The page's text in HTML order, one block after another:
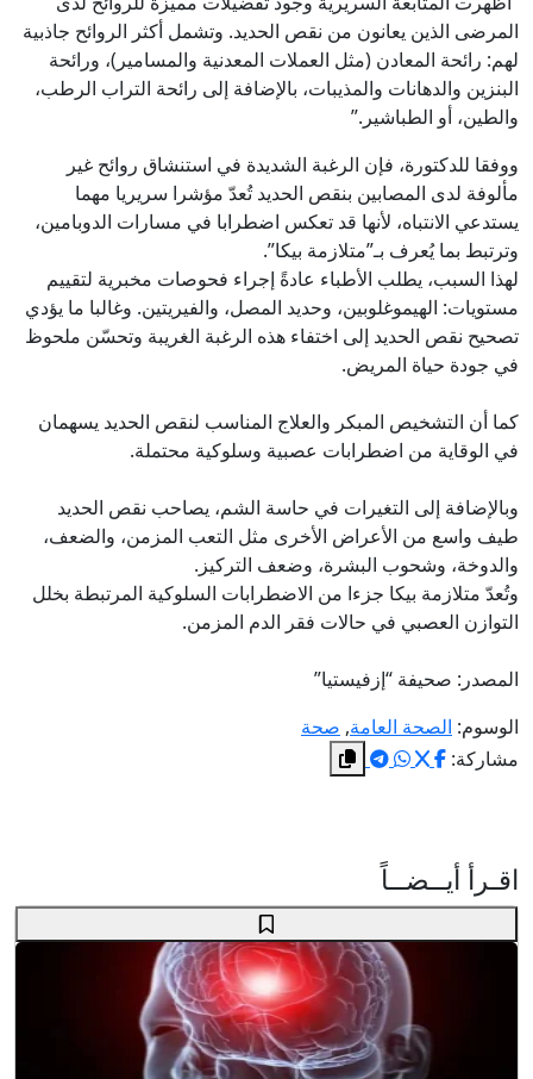
المرضى الذين يعانون من نقص الحديد. وتشمل أكثر الروائح جاذبية
لهم: رائحة المعادن (مثل العملات المعدنية والمسامير)، ورائحة
البنزين والدهانات والمذيبات، بالإضافة إلى رائحة التراب الرطب،
والطين، أو الطباشير.”
ووفقا للدكتورة، فإن الرغبة الشديدة في استنشاق روائح غير
مألوفة لدى المصابين بنقص الحديد تُعدّ مؤشرا سريريا مهما
يستدعي الانتباه، لأنها قد تعكس اضطرابا في مسارات الدوبامين،
وترتبط بما يُعرف بـ”متلازمة بيكا”.
لهذا السبب، يطلب الأطباء عادةً إجراء فحوصات مخبرية لتقييم
مستويات: الهيموغلوبين، وحديد المصل، والفيريتين. وغالبا ما يؤدي
تصحيح نقص الحديد إلى اختفاء هذه الرغبة الغريبة وتحسّن ملحوظ
في جودة حياة المريض.
كما أن التشخيص المبكر والعلاج المناسب لنقص الحديد يسهمان
في الوقاية من اضطرابات عصبية وسلوكية محتملة.
وبالإضافة إلى التغيرات في حاسة الشم، يصاحب نقص الحديد
طيف واسع من الأعراض الأخرى مثل التعب المزمن، والضعف،
والدوخة، وشحوب البشرة، وضعف التركيز.
وتُعدّ متلازمة بيكا جزءا من الاضطرابات السلوكية المرتبطة بخلل
التوازن العصبي في حالات فقر الدم المزمن.
المصدر: صحيفة “إزفيستيا”
الوسوم: الصحة العامة, صحة
مشاركة:
اقـرأ أيــضــاً